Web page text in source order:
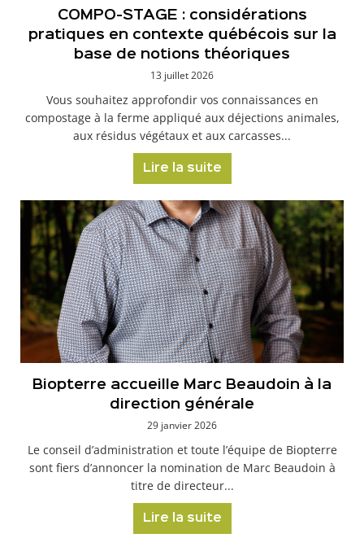
COMPO-STAGE : considérations
pratiques en contexte québécois sur la
base de notions théoriques
13 juillet 2026
Vous souhaitez approfondir vos connaissances en
compostage à la ferme appliqué aux déjections animales,
aux résidus végétaux et aux carcasses...
Lire la suite
Biopterre accueille Marc Beaudoin à la
direction générale
29 janvier 2026
Le conseil d’administration et toute l’équipe de Biopterre
sont fiers d’annoncer la nomination de Marc Beaudoin à
titre de directeur...
Lire la suite